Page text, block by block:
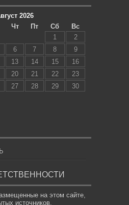
2026
Чт Пт Сб
Вс
1
2
6 7 8
9
13 14 15
16
20 21 22
23
27 28 29
30
на этом сайте,
источников,